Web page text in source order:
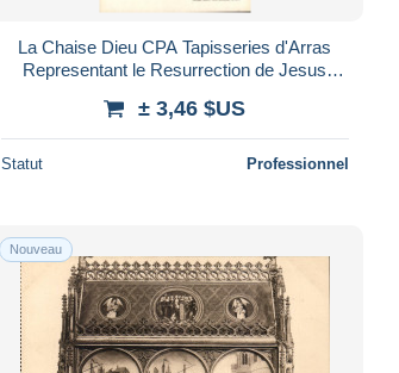
La Chaise Dieu CPA Tapisseries d'Arras
Representant le Resurrection de Jesus
Madeleine
± 3,46 $US
Statut Professionnel
Nouveau